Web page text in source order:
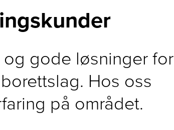
gode løsninger for
Hos oss
på området.